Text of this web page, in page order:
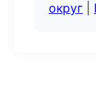
округ